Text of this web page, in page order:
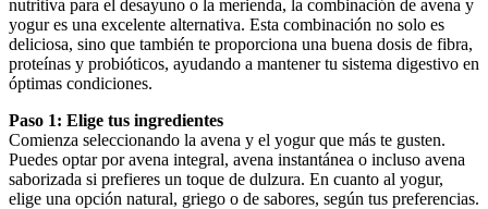
nutritiva para el desayuno o la merienda, la combinación de avena y
yogur es una excelente alternativa. Esta combinación no solo es
deliciosa, sino que también te proporciona una buena dosis de fibra,
proteínas y probióticos, ayudando a mantener tu sistema digestivo en
óptimas condiciones.
Paso 1: Elige tus ingredientes
Comienza seleccionando la avena y el yogur que más te gusten.
Puedes optar por avena integral, avena instantánea o incluso avena
saborizada si prefieres un toque de dulzura. En cuanto al yogur,
elige una opción natural, griego o de sabores, según tus preferencias.